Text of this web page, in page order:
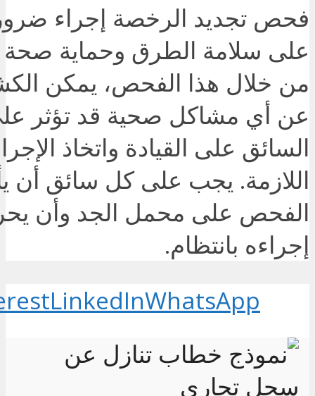
فحص تجديد الرخصة إجراء
على سلامة الطرق وحماية صحة
من خلال هذا الفحص، يمكن
عن أي مشاكل صحية قد تؤثر
السائق على القيادة واتخاذ
اللازمة. يجب على كل سائق أن
الفحص على محمل الجد وأن
إجراءه بانتظام.
LinkedInWhatsApp